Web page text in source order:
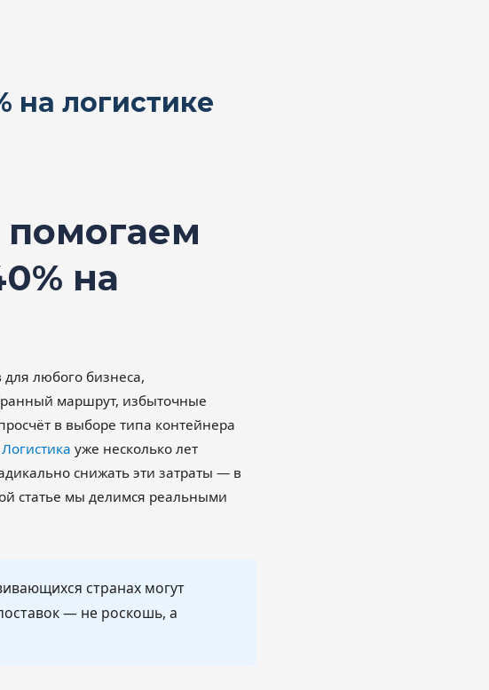
на логистике
на
любого бизнеса,
маршрут, избыточные
в выборе типа контейнера
уже несколько лет
снижать эти затраты — в
статье мы делимся реальными
странах могут
— не роскошь, а